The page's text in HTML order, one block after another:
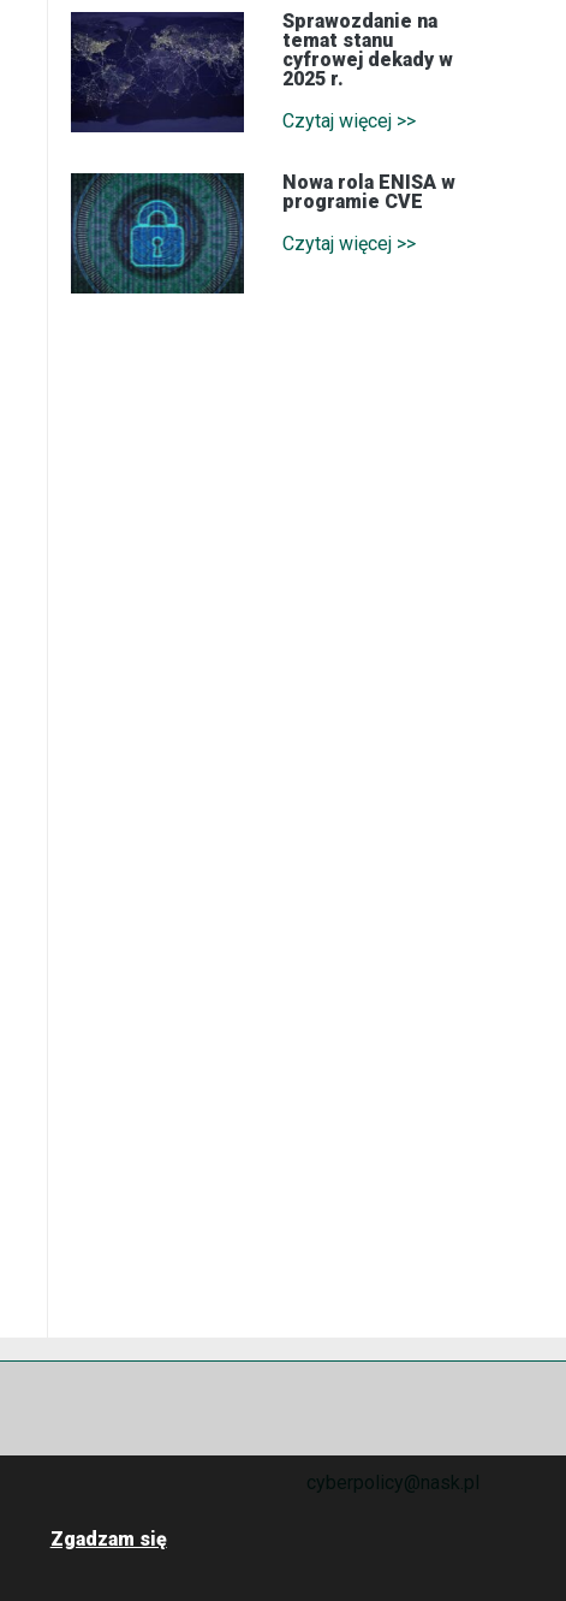
Sprawozdanie na
temat stanu
cyfrowej dekady w
2025 r.
Czytaj więcej >>
Nowa rola ENISA w
programie CVE
Czytaj więcej >>
cyberpolicy@nask.pl
Zgadzam się